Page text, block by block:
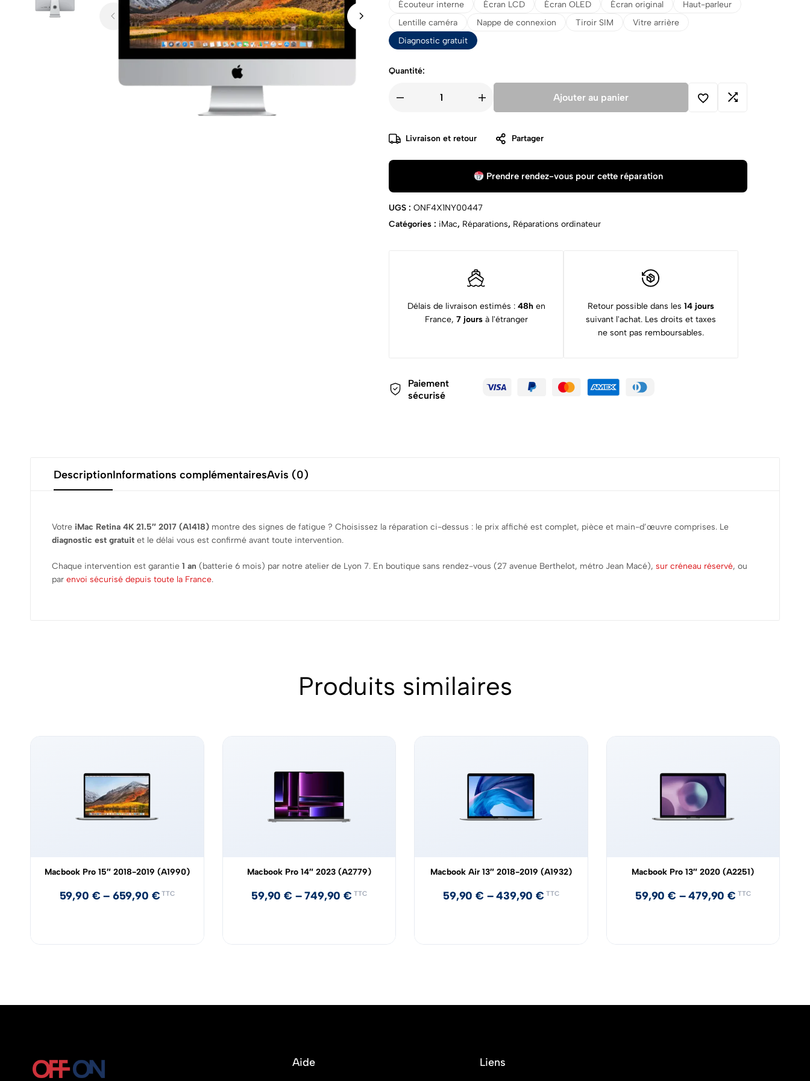
Écouteur interne
Écran LCD Écran OLED Écran original
Haut-parleur
Lentille caméra
Nappe de connexion Tiroir SIM
Vitre arrière
Diagnostic gratuit
Quantité:
Ajouter au panier
Livraison et retour Partager
Prendre rendez-vous pour cette réparation
UGS : ONF4X1NY00447
Catégories : iMac, Réparations, Réparations ordinateur
Délais de livraison estimés : 48h en
France, 7 joursà l'étranger
Retour possible dans les 14 jours
suivant l'achat. Les droits et taxes
ne sont pas remboursables.
Paiement
sécurisé
DescriptionInformations complémentairesAvis (0)
Votre iMac Retina 4K 21.5″ 2017 (A1418) montre des signes de fatigue ? Choisissez la réparation ci-dessus : le prix affiché est complet, pièce et main-d’œuvre comprises. Le
diagnostic est gratuit et le délai vous est confirmé avant toute intervention.
Chaque intervention est garantie 1 an (batterie 6 mois) par notre atelier de Lyon 7. En boutique sans rendez-vous (27 avenue Berthelot, métro Jean Macé), sur créneau réservé, ou
par envoi sécurisé depuis toute la France.
Produits similaires
Macbook Pro 15″ 2018-2019 (A1990)
59,90 € – 659,90 € TTC
Macbook Pro 14″ 2023 (A2779)
59,90€ –749,90€ TTC
Macbook Air 13″ 2018-2019 (A1932)
59,90€ –439,90€ TTC
Macbook Pro 13″ 2020 (A2251)
59,90€ –479,90€ TTC
Aide Liens